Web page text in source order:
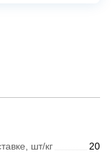
шт/кг 20